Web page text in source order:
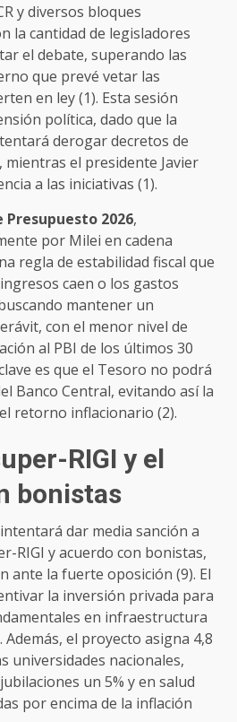
y diversos bloques
la cantidad de legisladores
el debate, superando las
que prevé vetar las
en ley (1). Esta sesión
política, dado que la
derogar decretos de
mientras el presidente Javier
a las iniciativas (1).
Presupuesto 2026,
por Milei en cadena
regla de estabilidad fiscal que
caen o los gastos
mantener un
con el menor nivel de
al PBI de los últimos 30
es que el Tesoro no podrá
Banco Central, evitando así la
retorno inflacionario (2).
RIGI y el
bonistas
intentará dar media sanción a
RIGI y acuerdo con bonistas,
ante la fuerte oposición (9). El
la inversión privada para
en infraestructura
Además, el proyecto asigna 4,8
universidades nacionales,
un 5% y en salud
por encima de la inflación